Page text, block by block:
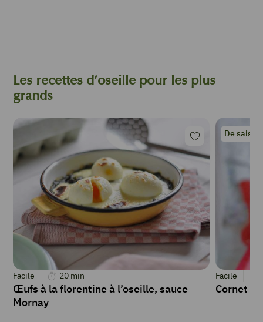
Les recettes d’oseille pour les plus
grands
Facile 20 min
Œufs à la florentine à l’oseille, sauce
Mornay
De saison
Facile
Cornet